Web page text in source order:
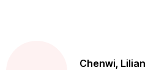
Chenwi, Lilian